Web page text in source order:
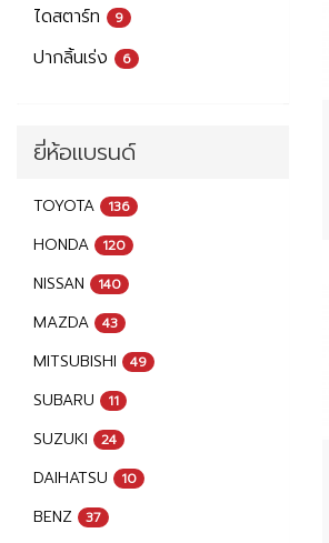
ไดสตาร์ท 9
ปากลิ้นเร่ง 6
ยี่ห้อแบรนด์
TOYOTA 136
HONDA 120
NISSAN 140
MAZDA 43
MITSUBISHI 49
SUBARU 11
SUZUKI 24
DAIHATSU 10
BENZ 37